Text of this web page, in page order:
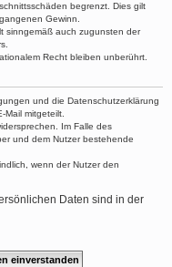
begrenzt. Dies gilt
Gewinn.
sinngemäß auch zugunsten der
Recht bleiben unberührt.
und die Datenschutzerklärung
mitgeteilt.
Im Falle des
und dem Nutzer bestehende
wenn der Nutzer den
Daten sind in der